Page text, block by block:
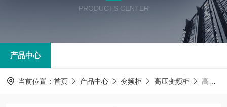
PRODUCTS CENTER
产品中心
当前位置： 首页 产品中心 变频柜 高压变频柜 高压变频柜HD90-F060/560-DN